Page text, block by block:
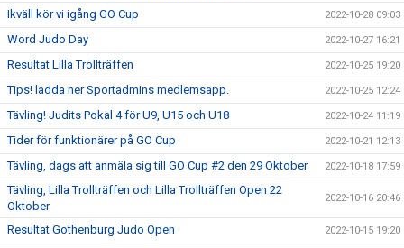
Ikväll kör vi igång GO Cup 2022-10-28 09:03
Word Judo Day 2022-10-27 16:21
Resultat Lilla Trollträffen 2022-10-25 19:20
Tips! ladda ner Sportadmins medlemsapp. 2022-10-25 12:24
Tävling! Judits Pokal 4 för U9, U15 och U18 2022-10-24 11:19
Tider för funktionärer på GO Cup 2022-10-21 12:13
Tävling, dags att anmäla sig till GO Cup #2 den 29 Oktober 2022-10-18 17:59
Tävling, Lilla Trollträffen och Lilla Trollträffen Open 22
Oktober
2022-10-16 20:46
Resultat Gothenburg Judo Open 2022-10-15 19:20